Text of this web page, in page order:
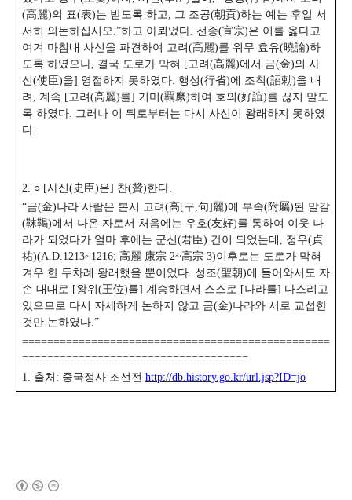
(高麗)의 표(表)는 받도록 하고, 그 조공(朝貢)하는 예는 후일 서
서히 의논하십시오.”하고 아뢰었다. 선종(宣宗)은 이를 옳다고
여겨 마침내 사신을 파견하여 고려(高麗)를 위무 효유(曉諭)하
도록 하였으나, 결국 도로가 막혀 [고려(高麗)에서 금(金)의 사
신(使臣)을] 영접하지 못하였다. 행성(行省)에 조칙(詔勅)을 내
려, 계속 [고려(高麗)를] 기미(覊縻)하여 호의(好誼)를 끊지 말도
록 하였다. 그러나 이 뒤로부터는 다시 사신이 왕래하지 못하였
다.
2. ○ [사신(史臣)은] 찬(贊)한다.
“금(金)나라 사람은 본시 고려(高[구,句]麗)에 부속(附屬)된 말갈
(靺鞨)에서 나온 자로서 처음에는 우호(友好)를 통하여 이웃 나
라가 되었다가 얼마 후에는 군신(君臣) 간이 되었는데, 정우(貞
祐)(A.D.1213~1216; 高麗 康宗 2~高宗 3)이후로는 도로가 막혀
겨우 한 두차례 왕래했을 뿐이었다. 성조(聖朝)에 들어와서도 자
손 대대로 [왕위(王位)를] 계승하면서 스스로 [나라를] 다스리고
있으므로 다시 자세하게 논하지 않고 금(金)나라와 서로 교섭한
것만 논하였다.”
=================================================
====================================
1. 출처: 중국정사 조선전 http://db.history.go.kr/url.jsp?ID=jo